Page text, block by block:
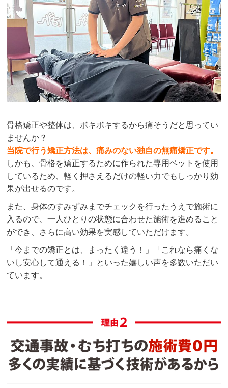
骨格矯正や整体は、ボキボキするから痛そうだと思ってい
ませんか？
当院で行う矯正方法は、痛みのない独自の無痛矯正です。
しかも、骨格を矯正するために作られた専用ベットを使用
しているため、軽く押さえるだけの軽い力でもしっかり効
果が出せるのです。
また、身体のすみずみまでチェックを行ったうえで施術に
入るので、一人ひとりの状態に合わせた施術を進めること
ができ、さらに高い効果を実感していただけます。
「今までの矯正とは、まったく違う！」「これなら痛くな
いし安心して通える！」といった嬉しい声を多数いただい
ています。